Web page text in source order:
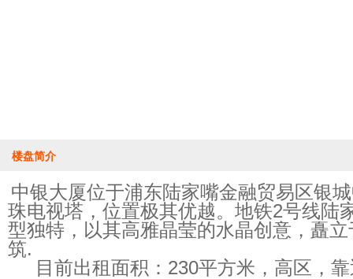
楼盘简介
中银大厦位于浦东陆家嘴金融贸易区银
珠电视塔，位置极其优越。地铁2号线陆
型独特，以其高雅晶莹的水晶创意，矗
筑.
目前出租面积：230平方米，高区，靠